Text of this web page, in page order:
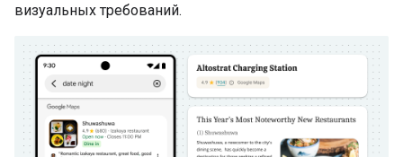
визуальных требований.